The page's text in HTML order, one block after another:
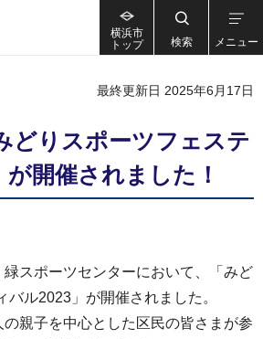
横浜市
トップ
検索 メニュー
最終更新日 2025年6月17日
どりスポーツフェステ
開催されました！
スポーツセンターにおいて、「みど
バル2023」が開催されました。
親子を中心とした区民の皆さまが参